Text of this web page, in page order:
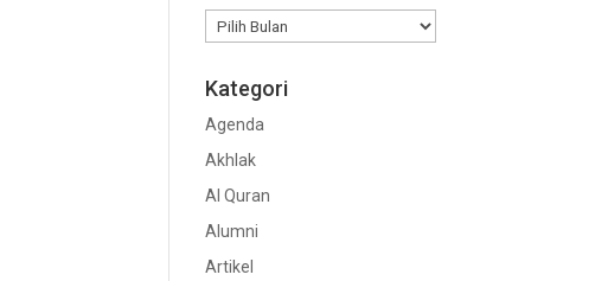
Arsip
Kategori
Agenda
Akhlak
Al Quran
Alumni
Artikel